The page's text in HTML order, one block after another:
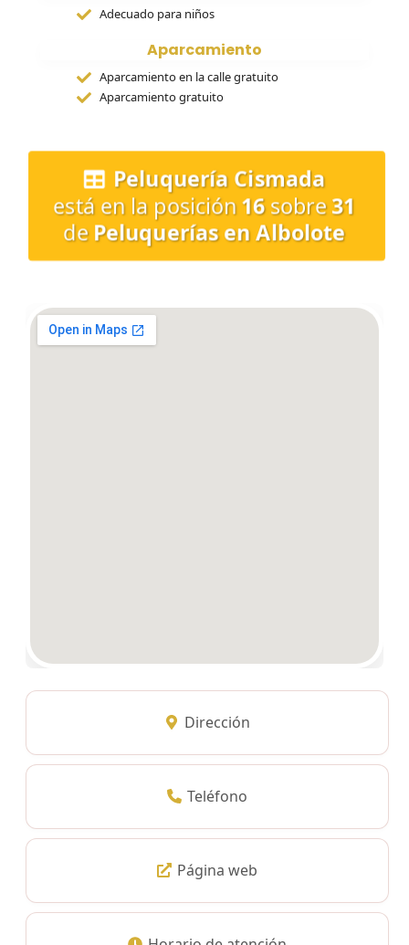
Adecuado para niños
Aparcamiento
Aparcamiento en la calle gratuito
Aparcamiento gratuito
Peluquería Cismada
está en la posición16 sobre31
de Peluquerías en Albolote
Dirección
Teléfono
Página web